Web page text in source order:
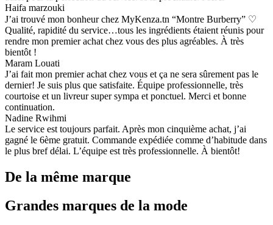
Haifa marzouki
J’ai trouvé mon bonheur chez MyKenza.tn “Montre Burberry” ♡
Qualité, rapidité du service…tous les ingrédients étaient réunis pour
rendre mon premier achat chez vous des plus agréables. À très
bientôt !
Maram Louati
J’ai fait mon premier achat chez vous et ça ne sera sûrement pas le
dernier! Je suis plus que satisfaite. Équipe professionnelle, très
courtoise et un livreur super sympa et ponctuel. Merci et bonne
continuation.
Nadine Rwihmi
Le service est toujours parfait. Après mon cinquième achat, j’ai
gagné le 6ème gratuit. Commande expédiée comme d’habitude dans
le plus bref délai. L’équipe est très professionnelle. À bientôt!
De la même marque
Grandes marques de la mode